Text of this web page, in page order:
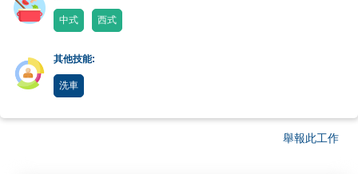
中式 西式
其他技能:
洗車
舉報此工作